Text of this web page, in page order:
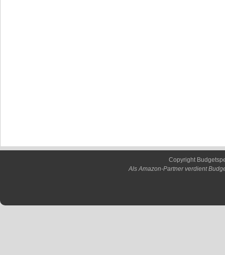
Copyright
Als Amazon-Partner verdient